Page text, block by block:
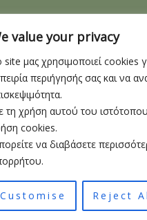
value your privacy
site μας χρησιμοποιεί cookies
περιήγησής σας και να
τη χρήση αυτού του
cookies.
να διαβάσετε
Customise Reject
σόλα που